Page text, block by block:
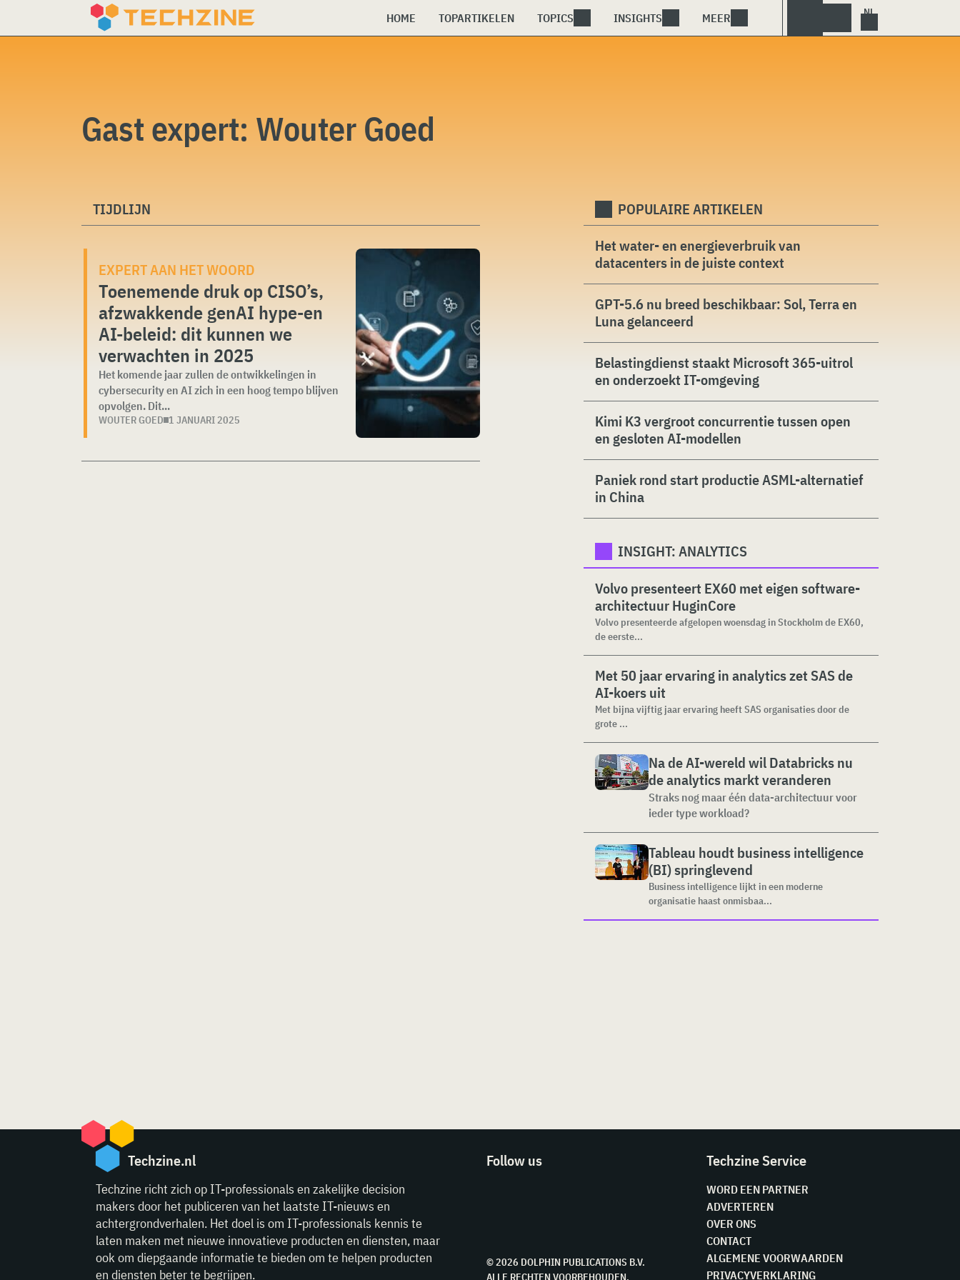
HOME TOPARTIKELEN TOPICS INSIGHTS MEER
Gast expert: Wouter Goed
TIJDLIJN
EXPERT AAN HET WOORD
Toenemende druk op CISO’s,
afzwakkende genAI hype-en
AI-beleid: dit kunnen we
verwachten in 2025
Het komende jaar zullen de ontwikkelingen in
cybersecurity en AI zich in een hoog tempo blijven
opvolgen. Dit...
WOUTER GOED 1 JANUARI 2025
POPULAIRE ARTIKELEN
Het water- en energieverbruik van
datacenters in de juiste context
GPT-5.6 nu breed beschikbaar: Sol, Terra en
Luna gelanceerd
Belastingdienst staakt Microsoft 365-uitrol
en onderzoekt IT-omgeving
Kimi K3 vergroot concurrentie tussen open
en gesloten AI-modellen
Paniek rond start productie ASML-alternatief
in China
INSIGHT: ANALYTICS
Volvo presenteert EX60 met eigen software-
architectuur HuginCore
Volvo presenteerde afgelopen woensdag in Stockholm de EX60,
de eerste...
Met 50 jaar ervaring in analytics zet SAS de
AI-koers uit
Met bijna vijftig jaar ervaring heeft SAS organisaties door de
grote ...
Na de AI-wereld wil Databricks nu
de analytics markt veranderen
Straks nog maar één data-architectuur voor
ieder type workload?
Tableau houdt business intelligence
(BI) springlevend
Business intelligence lijkt in een moderne
organisatie haast onmisbaa...
Techzine.nl
Techzine richt zich op IT-professionals en zakelijke decision
makers door het publiceren van het laatste IT-nieuws en
achtergrondverhalen. Het doel is om IT-professionals kennis te
laten maken met nieuwe innovatieve producten en diensten, maar
ook om diepgaande informatie te bieden om te helpen producten
en diensten beter te begrijpen.
Follow us
© 2026 DOLPHIN PUBLICATIONS B.V.
ALLE RECHTEN VOORBEHOUDEN.
Techzine Service
WORD EEN PARTNER
ADVERTEREN
OVER ONS
CONTACT
ALGEMENE VOORWAARDEN
PRIVACYVERKLARING